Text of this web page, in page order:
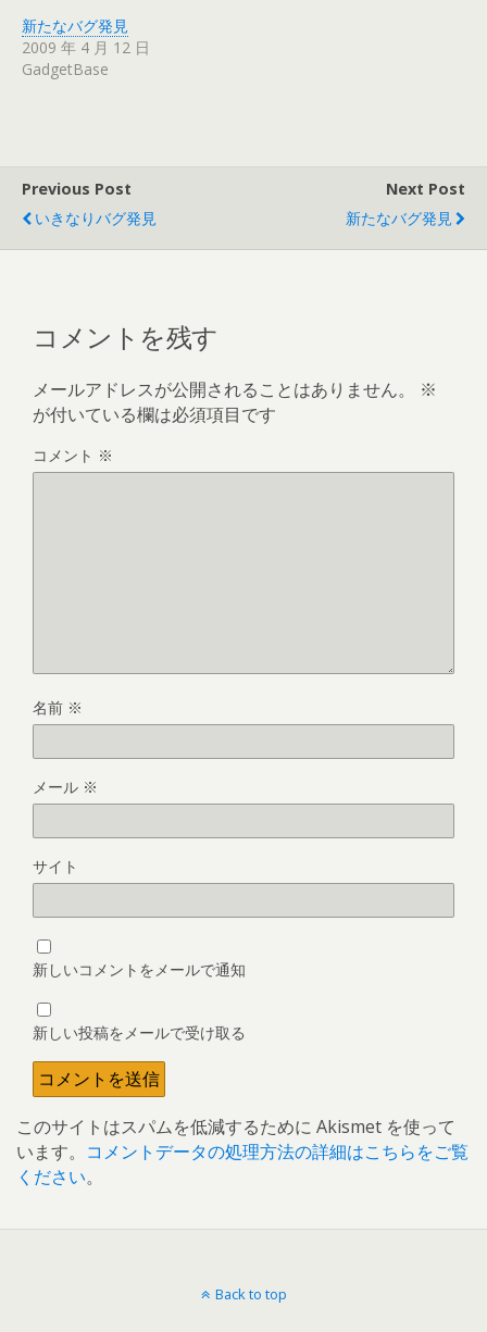
新たなバグ発見
2009 年 4 月 12 日
GadgetBase
Previous Post
いきなりバグ発見
Next Post
新たなバグ発見
コメントを残す
メールアドレスが公開されることはありません。
※
が付いている欄は必須項目です
コメント ※
名前 ※
メール ※
サイト
新しいコメントをメールで通知
新しい投稿をメールで受け取る
このサイトはスパムを低減するために Akismet を使って
います。 コメントデータの処理方法の詳細はこちらをご覧
ください。
Back to top